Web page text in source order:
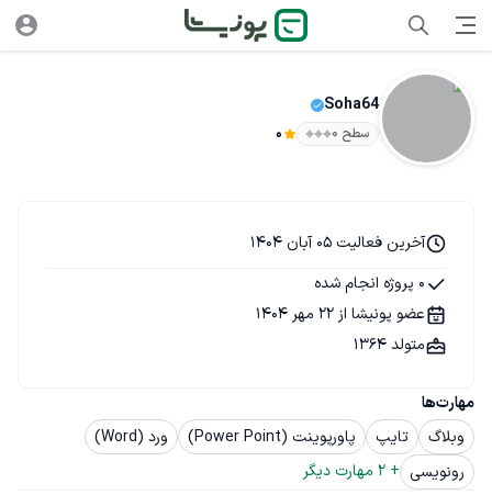
Soha64
سطح ۰ 0
مهارت‌ها
وبلاگ
تایپ پاورپوینت (Power Point)
ورد (Word)
رونویسی +
2 مهارت دیگر
آخرین فعالیت 05 آبان 1404
0 پروژه انجام شده
عضو پونیشا از 22 مهر 1404
متولد 1364